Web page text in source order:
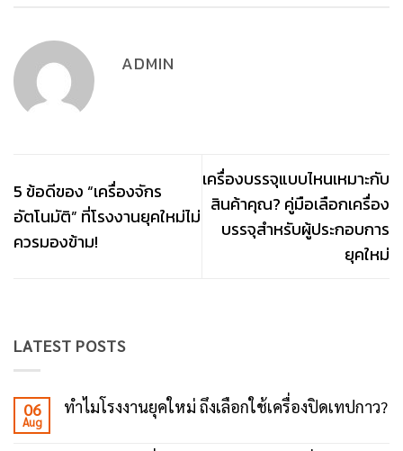
ADMIN
5 ข้อดีของ “เครื่องจักร
อัตโนมัติ” ที่โรงงานยุคใหม่ไม่
ควรมองข้าม!
เครื่องบรรจุแบบไหนเหมาะกับ
สินค้าคุณ? คู่มือเลือกเครื่อง
บรรจุสำหรับผู้ประกอบการ
ยุคใหม่
LATEST POSTS
06
Aug
ทำไมโรงงานยุคใหม่ ถึงเลือกใช้เครื่องปิดเทปกาว?